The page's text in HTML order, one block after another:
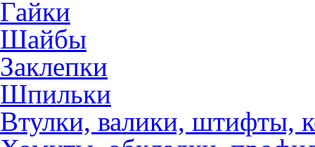
Гайки
Шайбы
Заклепки
Шпильки
Втулки, валики, штифты,